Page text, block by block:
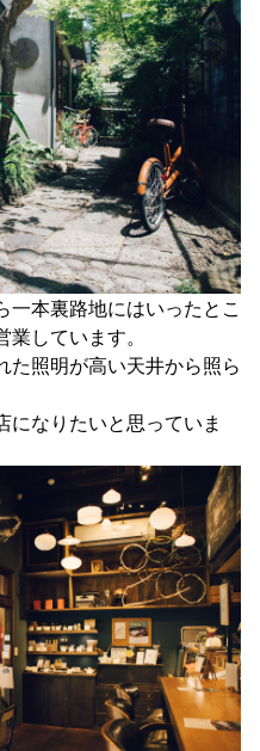
一本裏路地にはいったとこ
しています。
た照明が高い天井から照ら
なりたいと思っていま